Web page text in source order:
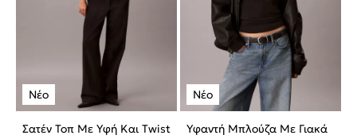
Σατέν Τοπ Με Υφή Και Twist
Υφαντή Μπλούζα Με Γιακά